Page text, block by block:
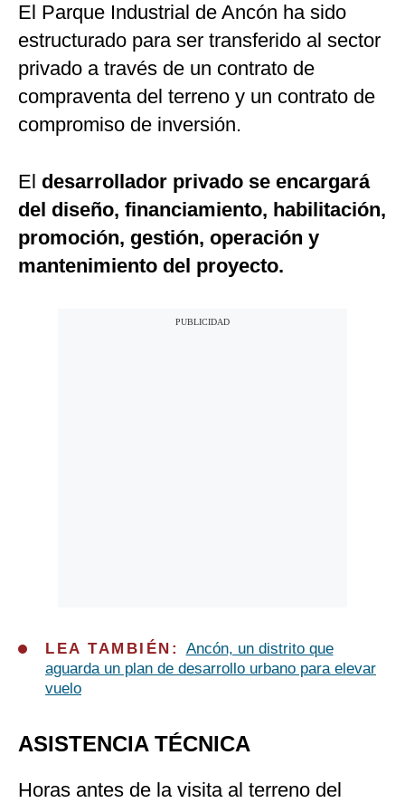
El Parque Industrial de Ancón ha sido
estructurado para ser transferido al sector
privado a través de un contrato de
compraventa del terreno y un contrato de
compromiso de inversión.
El desarrollador privado se encargará
del diseño, financiamiento, habilitación,
promoción, gestión, operación y
mantenimiento del proyecto.
LEA TAMBIÉN: Ancón, un distrito que
aguarda un plan de desarrollo urbano para elevar
vuelo
ASISTENCIA TÉCNICA
Horas antes de la visita al terreno del